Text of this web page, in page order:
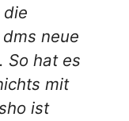
neue
So hat es
mit
ist